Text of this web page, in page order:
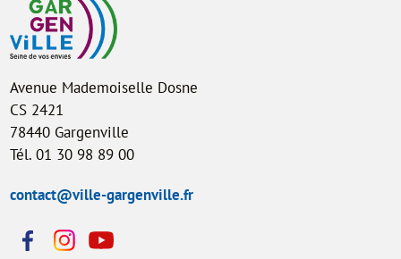
Avenue Mademoiselle Dosne
CS 2421
78440 Gargenville
Tél. 01 30 98 89 00
contact@ville-gargenville.fr